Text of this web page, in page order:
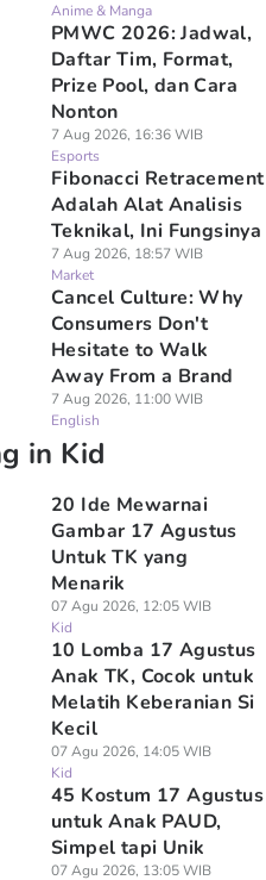
Anime & Manga
PMWC 2026: Jadwal,
Daftar Tim, Format,
Prize Pool, dan Cara
Nonton
7 Aug 2026, 16:36 WIB
Esports
Fibonacci Retracement
Adalah Alat Analisis
Teknikal, Ini Fungsinya
7 Aug 2026, 18:57 WIB
Market
Cancel Culture: Why
Consumers Don't
Hesitate to Walk
Away From a Brand
7 Aug 2026, 11:00 WIB
English
in Kid
20 Ide Mewarnai
Gambar 17 Agustus
Untuk TK yang
Menarik
07 Agu 2026, 12:05 WIB
Kid
10 Lomba 17 Agustus
Anak TK, Cocok untuk
Melatih Keberanian Si
Kecil
07 Agu 2026, 14:05 WIB
Kid
45 Kostum 17 Agustus
untuk Anak PAUD,
Simpel tapi Unik
07 Agu 2026, 13:05 WIB